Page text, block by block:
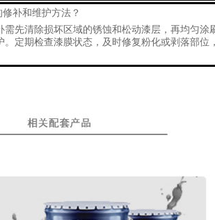
修补和维护方法？
需先清除损坏区域的锈蚀和松动漆层，再均匀涂
。定期检查漆膜状态，及时修复粉化或剥落部位